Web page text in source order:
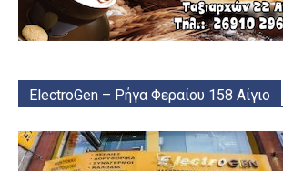
ElectroGen – Ρήγα Φεραίου 158 Αίγιο